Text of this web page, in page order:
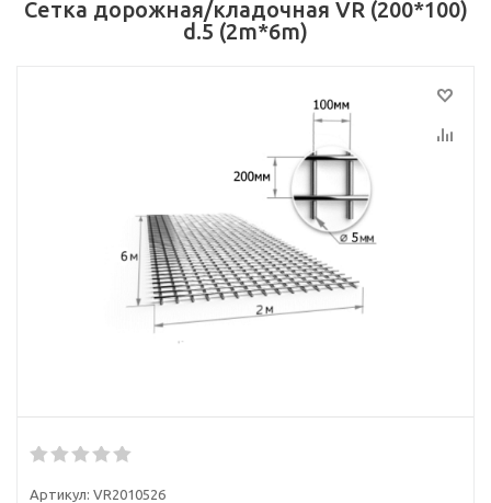
Сетка дорожная/кладочная VR (200*100)
d.5 (2m*6m)
Артикул: VR2010526